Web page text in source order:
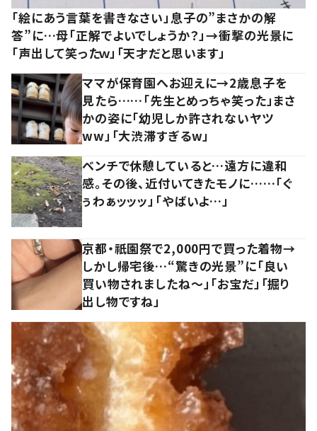
「絵にあう言葉を書きなさい」息子の”まさかの解
答”に…母「正解でよいでしょうか？」→衝撃の光景に
「声出して笑ったｗ」「天才だと思います」
ママが保育園へお迎えに→2歳息子を
見たら……「先生とめっちゃ笑った」まさ
かの姿に「幼児しか許されないヤツ
ww」「大渋滞すぎるw」
ベンチで休憩していると…遠方に違和
感。その後、近付いてきたモノに……「ぐ
ぅわぁッッッ」「やばいよ…」
京都・祇園祭で2,000円で買った着物→
しかし帰宅後…“驚きの光景”に「良い
買い物されましたね～」「お宝だ」「掘り
出し物ですね」